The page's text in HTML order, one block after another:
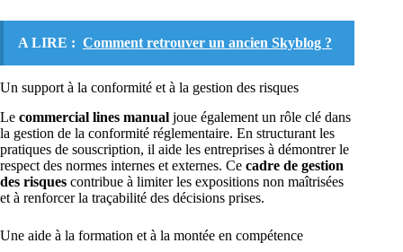
A LIRE : Comment retrouver un ancien Skyblog ?
Un support à la conformité et à la gestion des risques
Le commercial lines manual joue également un rôle clé dans
la gestion de la conformité réglementaire. En structurant les
pratiques de souscription, il aide les entreprises à démontrer le
respect des normes internes et externes. Ce cadre de gestion
des risques contribue à limiter les expositions non maîtrisées
et à renforcer la traçabilité des décisions prises.
Une aide à la formation et à la montée en compétence